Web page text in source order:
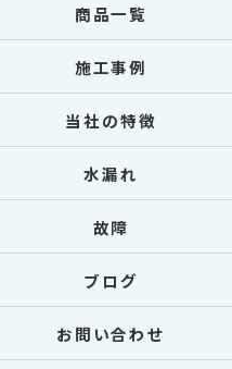
商品一覧
施工事例
当社の特徴
水漏れ
故障
ブログ
お問い合わせ